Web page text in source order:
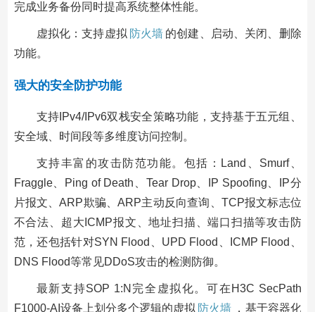
完成业务备份同时提高系统整体性能。
虚拟化：支持虚拟 防火墙 的创建、启动、关闭、删除
功能。
强大的安全防护功能
支持IPv4/IPv6双栈安全策略功能，支持基于五元组、
安全域、时间段等多维度访问控制。
支持丰富的攻击防范功能。包括：Land、Smurf、
Fraggle、Ping of Death、Tear Drop、IP Spoofing、IP分
片报文、ARP欺骗、ARP主动反向查询、TCP报文标志位
不合法、超大ICMP报文、地址扫描、端口扫描等攻击防
范，还包括针对SYN Flood、UPD Flood、ICMP Flood、
DNS Flood等常见DDoS攻击的检测防御。
最新支持SOP 1:N完全虚拟化。可在H3C SecPath
F1000-AI设备上划分多个逻辑的虚拟 防火墙 ，基于容器化